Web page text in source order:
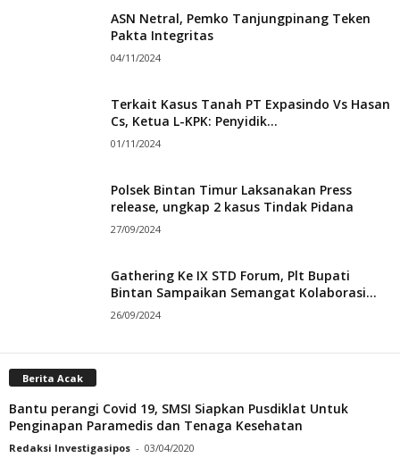
ASN Netral, Pemko Tanjungpinang Teken
Pakta Integritas
04/11/2024
Terkait Kasus Tanah PT Expasindo Vs Hasan
Cs, Ketua L-KPK: Penyidik...
01/11/2024
Polsek Bintan Timur Laksanakan Press
release, ungkap 2 kasus Tindak Pidana
27/09/2024
Gathering Ke IX STD Forum, Plt Bupati
Bintan Sampaikan Semangat Kolaborasi...
26/09/2024
Berita Acak
Bantu perangi Covid 19, SMSI Siapkan Pusdiklat Untuk
Penginapan Paramedis dan Tenaga Kesehatan
Redaksi Investigasipos - 03/04/2020